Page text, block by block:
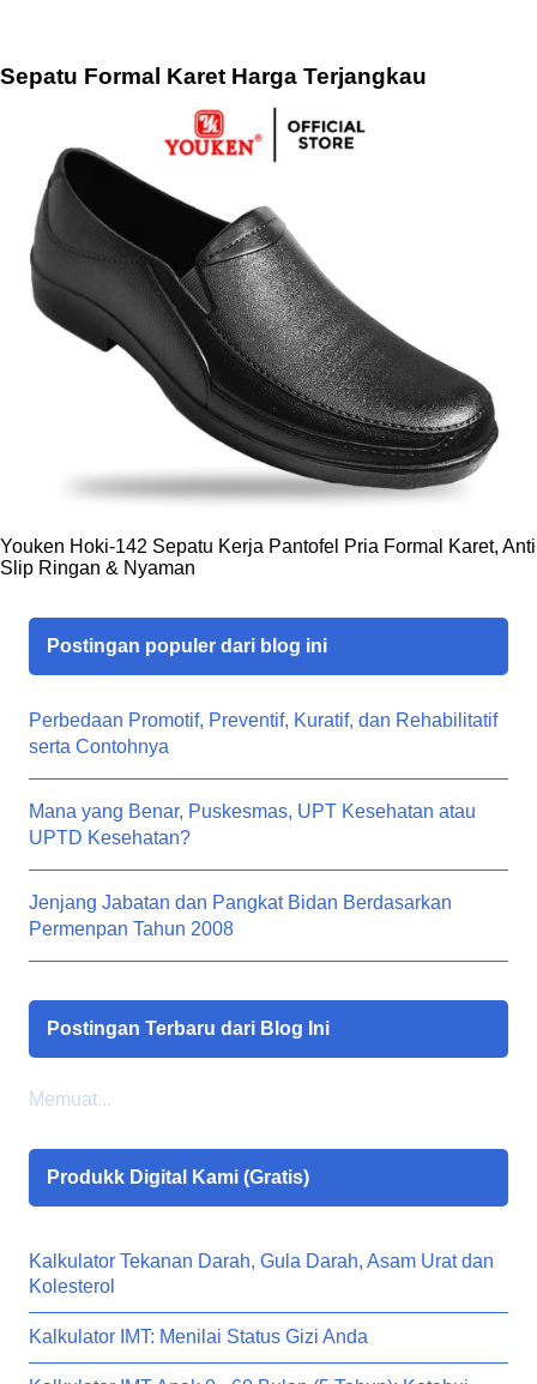
Sepatu Formal Karet Harga Terjangkau
Youken Hoki-142 Sepatu Kerja Pantofel Pria Formal Karet, Anti
Slip Ringan & Nyaman
Postingan populer dari blog ini
Perbedaan Promotif, Preventif, Kuratif, dan Rehabilitatif
serta Contohnya
Mana yang Benar, Puskesmas, UPT Kesehatan atau
UPTD Kesehatan?
Jenjang Jabatan dan Pangkat Bidan Berdasarkan
Permenpan Tahun 2008
Postingan Terbaru dari Blog Ini
Memuat...
Produkk Digital Kami (Gratis)
Kalkulator Tekanan Darah, Gula Darah, Asam Urat dan
Kolesterol
Kalkulator IMT: Menilai Status Gizi Anda